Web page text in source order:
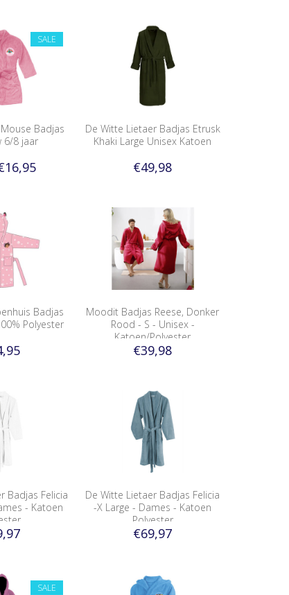
SALE
Badjas
6/8 jaar
De Witte Lietaer Badjas Etrusk
Khaki Large Unisex Katoen
€49,98
Badjas
Polyester
Moodit Badjas Reese, Donker
Rood - S - Unisex -
Katoen/Polyester
€39,98
Badjas Felicia
- Katoen
De Witte Lietaer Badjas Felicia
-X Large - Dames - Katoen
Polyester
€69,97
SALE